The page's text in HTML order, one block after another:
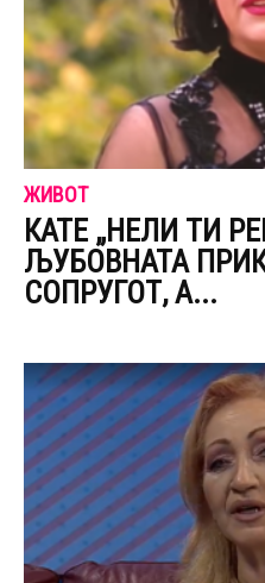
ЖИВОТ
КАТЕ „НЕЛИ ТИ
ЉУБОВНАТА
СОПРУГОТ, А...